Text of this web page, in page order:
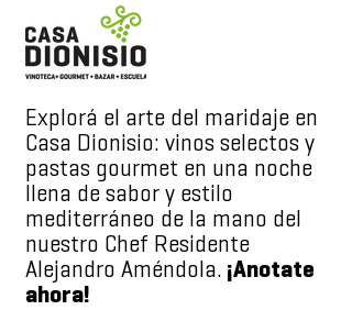
Explorá el arte del maridaje en
Casa Dionisio: vinos selectos y
pastas gourmet en una noche
llena de sabor y estilo
mediterráneo de la mano del
nuestro Chef Residente
Alejandro Améndola. ¡Anotate
ahora!